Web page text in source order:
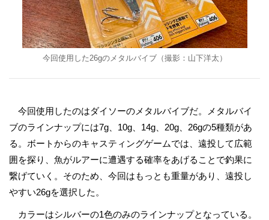
今回使用した26gのメタルバイブ（撮影：山下洋太）
今回使用したのはダイソーのメタルバイブだ。メタルバイ
ブのラインナップには7g、10g、14g、20g、26gの5種類があ
る。ボートからのキャスティングゲームでは、遠投して広範
囲を探り、魚がルアーに遭遇する確率をあげることで釣果に
繋げていく。そのため、今回はもっとも重量があり、遠投し
やすい26gを選択した。
カラーはシルバーの1色のみのラインナップとなっている。